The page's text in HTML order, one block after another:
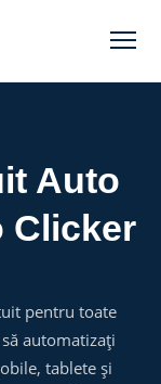
Auto
Clicker
pentru toate
automatizați
tablete și